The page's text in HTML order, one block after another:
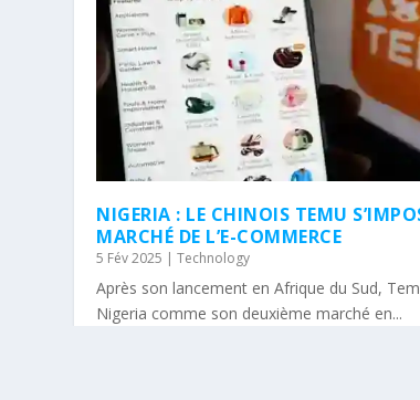
NIGERIA : LE CHINOIS TEMU
MARCHÉ DE L’E-COMMERCE
5 Fév 2025 |Technology
Après son lancement en Afrique du Sud,
Nigeria comme son deuxième marché en...